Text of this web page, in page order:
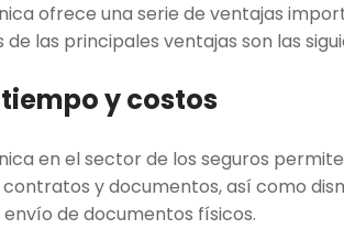
ofrece una serie de ventajas
de las principales ventajas son las
y costos
en el sector de los seguros
y documentos, así como
de documentos físicos.